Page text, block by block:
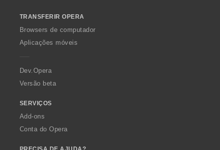
w
O
p
a
TRANSFERIR OPERA
Browsers de computador
Aplicações móveis
Dev.Opera
Versão beta
SERVIÇOS
Add-ons
Conta do Opera